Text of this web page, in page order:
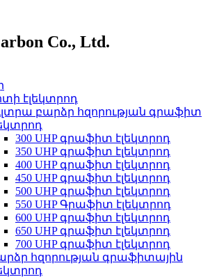
Co., Ltd.
էլեկտրոդ
բարձր հզորության գրաֆիտ
300 UHP գրաֆիտ էլեկտրոդ
350 UHP գրաֆիտ էլեկտրոդ
400 UHP գրաֆիտ էլեկտրոդ
450 UHP գրաֆիտ էլեկտրոդ
500 UHP գրաֆիտ էլեկտրոդ
550 UHP Գրաֆիտ էլեկտրոդ
600 UHP գրաֆիտ էլեկտրոդ
650 UHP գրաֆիտ էլեկտրոդ
700 UHP գրաֆիտ էլեկտրոդ
հզորության գրաֆիտային